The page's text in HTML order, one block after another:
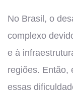
No Brasil, o
complexo
e à
regiões. Então,
essas